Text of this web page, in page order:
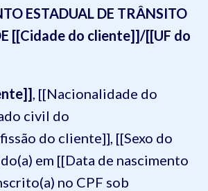
ESTADUAL DE TRÂNSITO
[[Cidade do cliente]]/[[UF do
, [[Nacionalidade do
civil do
do cliente]], [[Sexo do
em [[Data de nascimento
no CPF sob